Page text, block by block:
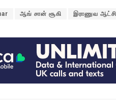
ஆங் சான் சூகி இராணுவ ஆட்சி